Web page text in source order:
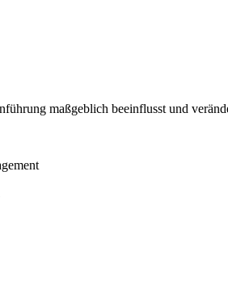
maßgeblich beeinflusst und